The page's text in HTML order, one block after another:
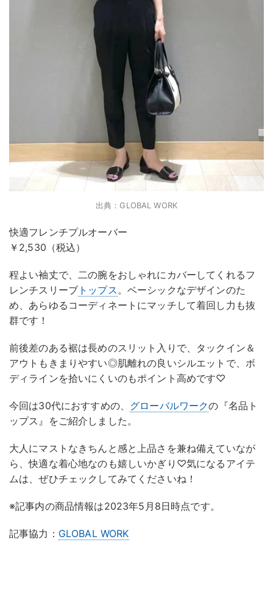
出典：GLOBAL WORK
快適フレンチプルオーバー
￥2,530（税込）
程よい袖丈で、二の腕をおしゃれにカバーしてくれるフ
レンチスリーブ トップス 。ベーシックなデザインのた
め、あらゆるコーディネートにマッチして着回し力も抜
群です！
前後差のある裾は長めのスリット入りで、タックイン＆
アウトもきまりやすい◎肌離れの良いシルエットで、ボ
ディラインを拾いにくいのもポイント高めです♡
今回は30代におすすめの、 グローバルワークの『名品ト
ップス』をご紹介しました。
大人にマストなきちんと感と上品さを兼ね備えていなが
ら、快適な着心地なのも嬉しいかぎり♡気になるアイテ
ムは、ぜひチェックしてみてくださいね！
※記事内の商品情報は2023年5月8日時点です。
記事協力： GLOBAL WORK